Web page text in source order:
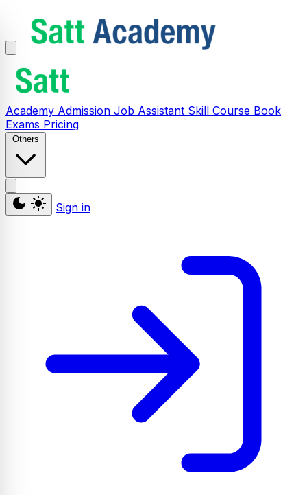
Academy Admission Job Assistant Skill Course Book
Exams Pricing
Others
Sign in